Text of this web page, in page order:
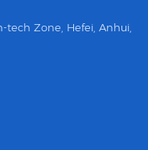
tech Zone, Hefei, Anhui,